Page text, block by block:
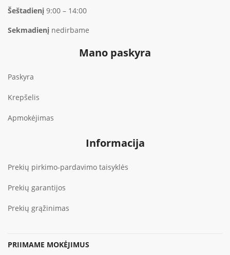
Šeštadienį 9:00 – 14:00
Sekmadienį nedirbame
Mano paskyra
Paskyra
Krepšelis
Apmokėjimas
Informacija
Prekių pirkimo-pardavimo taisyklės
Prekių garantijos
Prekių grąžinimas
PRIIMAME MOKĖJIMUS